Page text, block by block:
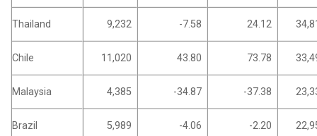
Thailand 9,232 -7.58 24.12
Chile 11,020 43.80 73.78
Malaysia 4,385 -34.87 -37.38
Brazil 5,989 -4.06 -2.20